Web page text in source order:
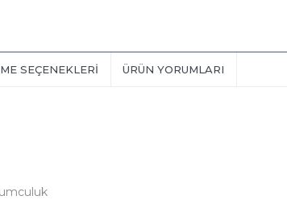
SEÇENEKLERI ÜRÜN YORUMLARI